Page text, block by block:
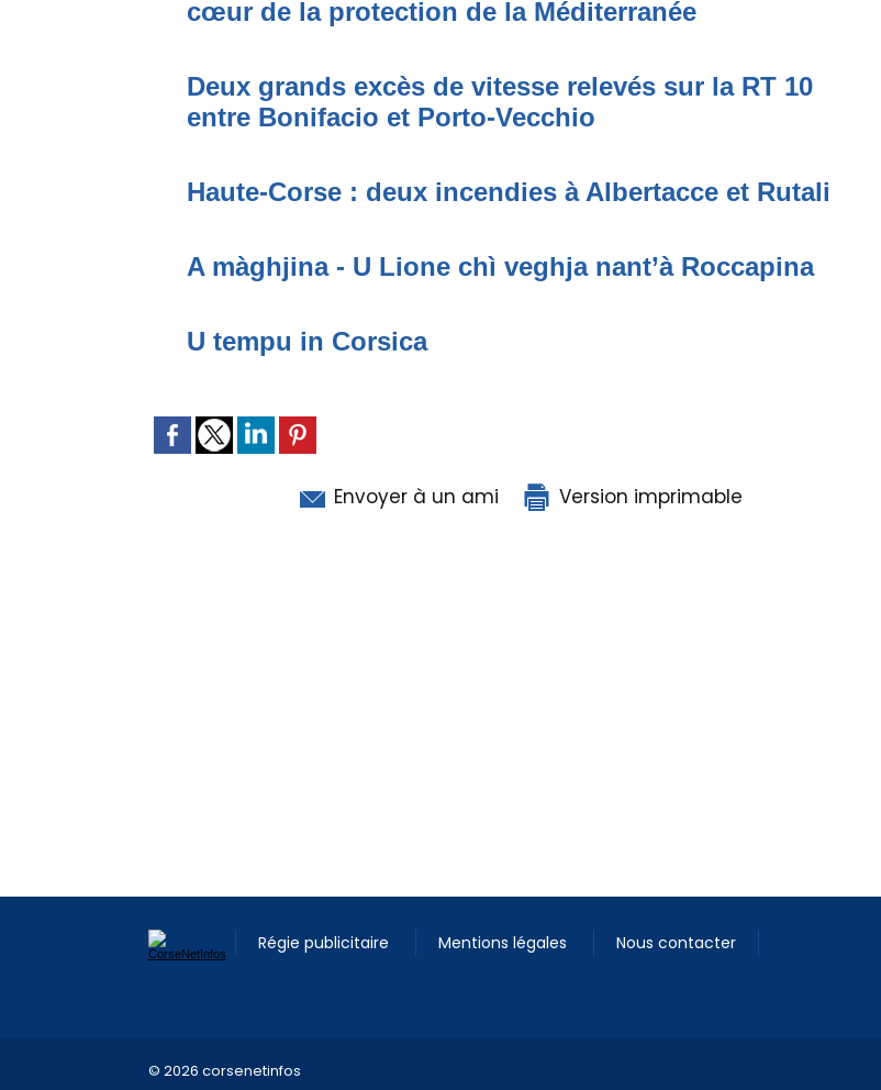
cœur de la protection de la Méditerranée
Deux grands excès de vitesse relevés sur la RT 10
entre Bonifacio et Porto-Vecchio
Haute-Corse : deux incendies à Albertacce et Rutali
A màghjina - U Lione chì veghja nant’à Roccapina
U tempu in Corsica
Envoyer à un ami Version imprimable
Régie publicitaire Mentions légales Nous contacter
© 2026 corsenetinfos